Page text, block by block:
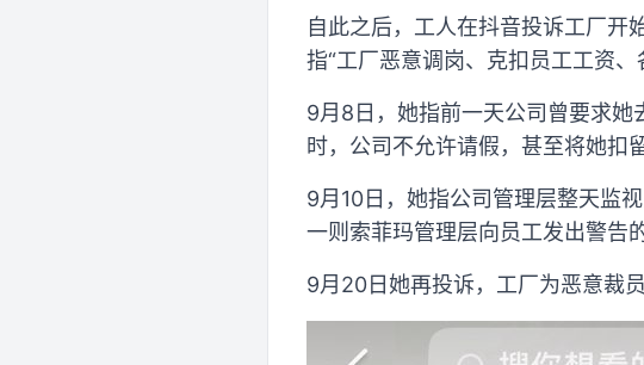
自此之后，工人在抖音投诉工厂开
指“工厂恶意调岗、克扣员工工资、
9月8日，她指前一天公司曾要求
时，公司不允许请假，甚至将她扣
9月10日，她指公司管理层整天监
一则索菲玛管理层向员工发出警告
9月20日她再投诉，工厂为恶意裁